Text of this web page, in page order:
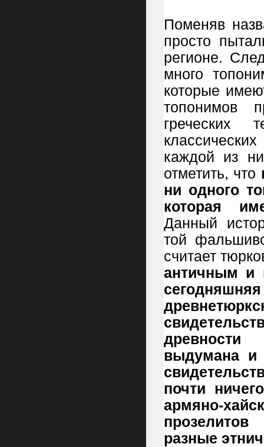
Поменяв
просто
регионе.
много
которые
топонимов
каждой из
отметить, что
ни одного
которая
Данный
той
считает
античным и
древности
выдумана и
почти
армяно-
разные